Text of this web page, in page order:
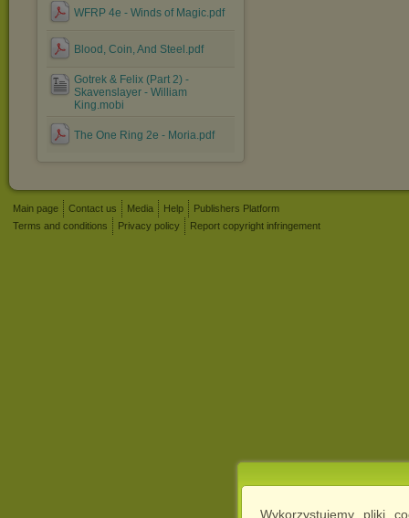
Wykorzystujemy pliki
WFRP 4e - Winds of Magic.pdf
Blood, Coin, And Steel.pdf
Gotrek & Felix (Part 2) -
Skavenslayer - William
King.mobi
The One Ring 2e - Moria.pdf
Main page Contact us Media Help
Publishers Platform
Terms and conditions
Privacy policy Report copyright infringement